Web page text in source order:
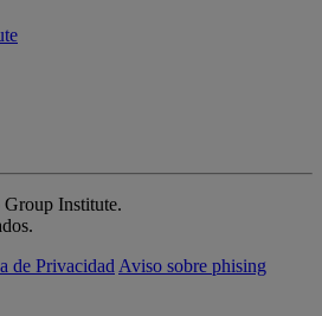
Institute.
de Privacidad Aviso sobre phising